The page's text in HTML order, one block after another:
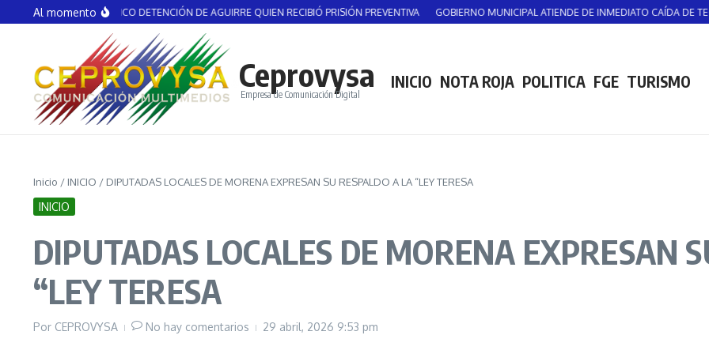
Saltar al contenido
Al momento
POLÍTICO DETENCIÓN DE AGUIRRE QUIEN RECIBIÓ PRISIÓN PREVENTIVA GOBIERNO MUNICIPAL ATIENDE DE INMEDIATO CAÍDA DE TECHADO
Ceprovysa
Empresa de Comunicación Digital
INICIO NOTA ROJA POLITICA FGE TURISMO
Inicio / INICIO / DIPUTADAS LOCALES DE MORENA EXPRESAN SU RESPALDO A LA “LEY TERESA
INICIO
DIPUTADAS LOCALES DE MORENA EXPRESAN
“LEY TERESA
Por CEPROVYSA No hay comentarios 29 abril, 2026 9:53 pm